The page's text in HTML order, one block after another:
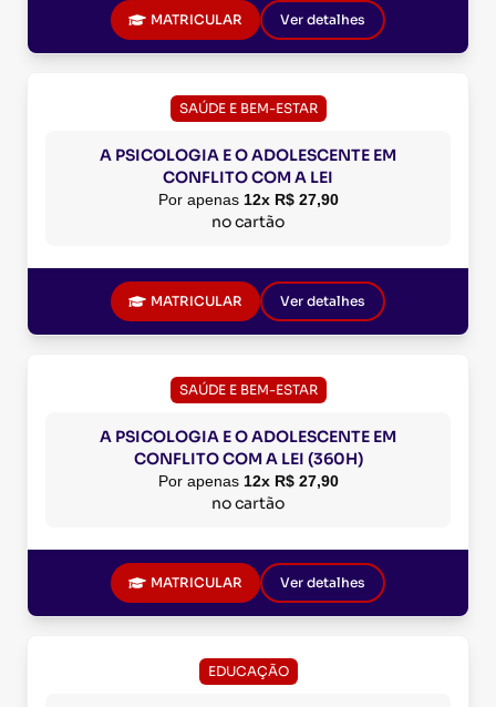
MATRICULAR Ver detalhes
SAÚDE E BEM-ESTAR
A PSICOLOGIA E O ADOLESCENTE EM
CONFLITO COM A LEI
Por apenas 12x R$ 27,90
no cartão
MATRICULAR Ver detalhes
SAÚDE E BEM-ESTAR
A PSICOLOGIA E O ADOLESCENTE EM
CONFLITO COM A LEI (360H)
Por apenas 12x R$ 27,90
no cartão
MATRICULAR Ver detalhes
EDUCAÇÃO